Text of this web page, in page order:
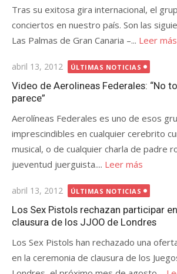
Tras su exitosa gira internacional, el
conciertos en nuestro país. Son las
Las Palmas de Gran Canaria –... Leer más
Publicada
el
abril 13, 2012 ÚLTIMAS NOTICIAS
Video de Aerolineas Federales: “No
parece”
Aerolíneas Federales es uno de esos
imprescindibles en cualquier cerebrito
musical, o de cualquier charla de padre
jueventud juerguista.... Leer más
Publicada
el
abril 13, 2012 ÚLTIMAS NOTICIAS
Los Sex Pistols rechazan participar
clausura de los JJOO de Londres
Los Sex Pistols han rechazado una
en la ceremonia de clausura de los